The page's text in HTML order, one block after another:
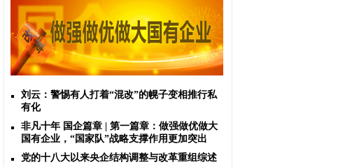
刘云：警惕有人打着“混改”的幌子变相推行私
有化
非凡十年 国企篇章 | 第一篇章：做强做优做大
国有企业，“国家队”战略支撑作用更加突出
党的十八大以来央企结构调整与改革重组综述